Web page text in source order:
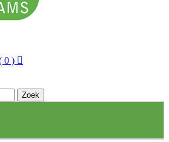
0 ) 
Zoek